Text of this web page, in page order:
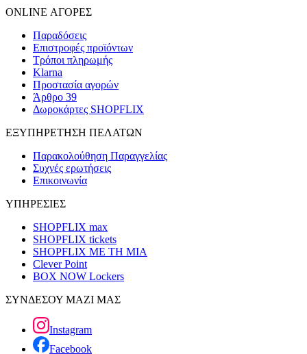
ONLINE ΑΓΟΡΕΣ
Παραδόσεις
Επιστροφές προϊόντων
Τρόποι πληρωμής
Klarna
Προστασία αγορών
Άρθρο 39
Δωροκάρτες SHOPFLIX
ΕΞΥΠΗΡΕΤΗΣΗ ΠΕΛΑΤΩΝ
Παρακολούθηση Παραγγελίας
Συχνές ερωτήσεις
Επικοινωνία
ΥΠΗΡΕΣΙΕΣ
SHOPFLIX max
SHOPFLIX tickets
SHOPFLIX ΜΕ ΤΗ ΜΙΑ
Clever Point
BOX NOW Lockers
ΣΥΝΔΕΣΟΥ ΜΑΖΙ ΜΑΣ
Instagram
Facebook